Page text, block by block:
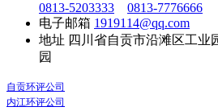
0813-5203333
0813-7776666
电子邮箱 1919114@qq.com
地址 四川省自贡市沿滩区工业
园
自贡环评公司
内江环评公司